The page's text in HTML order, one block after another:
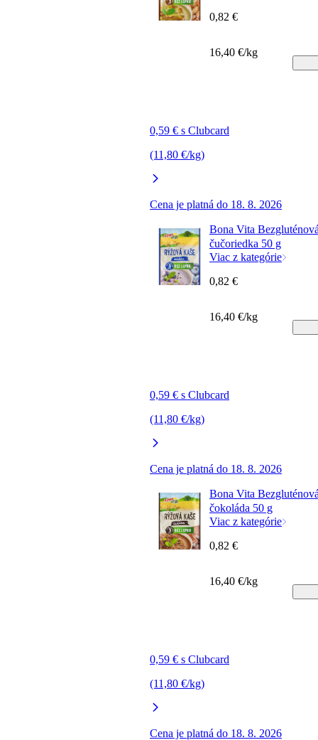
0,59 € s Clubcard
(11,80 €/kg)
Cena je platná do 18. 8. 2026
0,82 €
16,40 €/kg
Bona Vita
čučoriedka 50 g
Viac z kategórie
0,59 € s Clubcard
(11,80 €/kg)
Cena je platná do 18. 8. 2026
0,82 €
16,40 €/kg
Bona Vita
čokoláda 50 g
Viac z kategórie
0,59 € s Clubcard
(11,80 €/kg)
Cena je platná do 18. 8. 2026
0,82 €
16,40 €/kg